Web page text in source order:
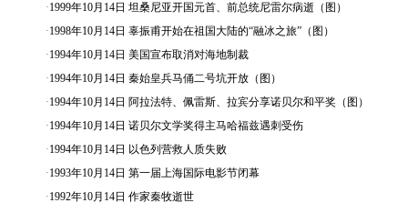
·1999年10月14日 坦桑尼亚开国元首、前总统尼雷尔病逝（图）
·1998年10月14日 辜振甫开始在祖国大陆的“融冰之旅”（图）
·1994年10月14日 美国宣布取消对海地制裁
·1994年10月14日 秦始皇兵马俑二号坑开放（图）
·1994年10月14日 阿拉法特、佩雷斯、拉宾分享诺贝尔和平奖（图）
·1994年10月14日 诺贝尔文学奖得主马哈福兹遇刺受伤
·1994年10月14日 以色列营救人质失败
·1993年10月14日 第一届上海国际电影节闭幕
·1992年10月14日 作家秦牧逝世